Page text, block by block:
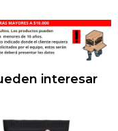
interesar